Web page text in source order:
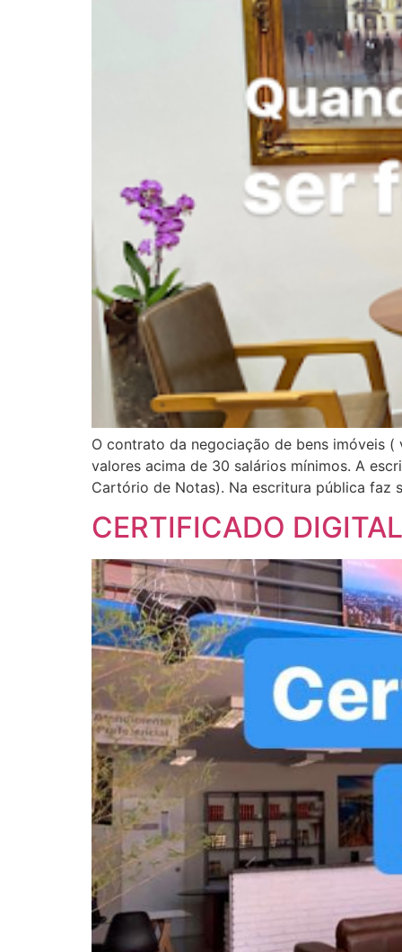
O contrato da negociação de bens imóveis
valores acima de 30 salários mínimos. A
Cartório de Notas). Na escritura pública faz
CERTIFICADO